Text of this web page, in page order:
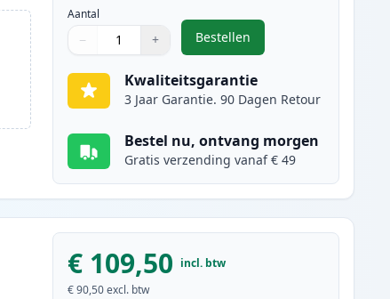
Aantal
Aantal
Gebruik de knoppen om aan te passen
− +
Aantal 1
Bestellen
,9 stuks Brother LC3239
Kwaliteitsgarantie
3 Jaar Garantie. 90 Dagen Retour
Bestel nu, ontvang morgen
Gratis verzending vanaf € 49
€ 109,50 incl. btw
€ 90,50 excl. btw